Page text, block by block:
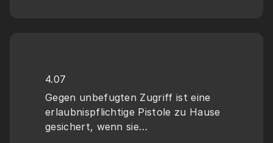
4.07
Gegen unbefugten Zugriff ist eine
erlaubnispflichtige Pistole zu Hause
gesichert, wenn sie…